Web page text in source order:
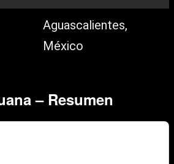
Aguascalientes,
México
– Resumen